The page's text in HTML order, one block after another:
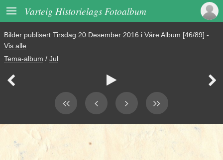
 Varteig Historielags Fotoalbum
Bilder publisert Tirsdag 20 Desember 2016 i Våre Album [46/89] -
Vis alle
Tema-album / Jul
  